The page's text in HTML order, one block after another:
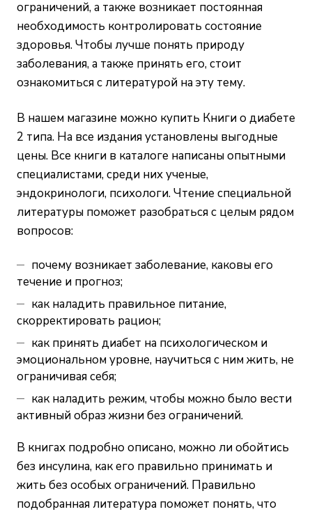
ограничений, а также возникает постоянная
необходимость контролировать состояние
здоровья. Чтобы лучше понять природу
заболевания, а также принять его, стоит
ознакомиться с литературой на эту тему.
В нашем магазине можно купить Книги о диабете
2 типа. На все издания установлены выгодные
цены. Все книги в каталоге написаны опытными
специалистами, среди них ученые,
эндокринологи, психологи. Чтение специальной
литературы поможет разобраться с целым рядом
вопросов:
почему возникает заболевание, каковы его
течение и прогноз;
как наладить правильное питание,
скорректировать рацион;
как принять диабет на психологическом и
эмоциональном уровне, научиться с ним жить, не
ограничивая себя;
как наладить режим, чтобы можно было вести
активный образ жизни без ограничений.
В книгах подробно описано, можно ли обойтись
без инсулина, как его правильно принимать и
жить без особых ограничений. Правильно
подобранная литература поможет понять, что